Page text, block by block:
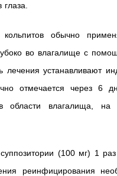
кольпитов обычно
во влагалище с
лечения устанавливают
отмечается через 6
области влагалища, на
(100 мг) 1
реинфицирования